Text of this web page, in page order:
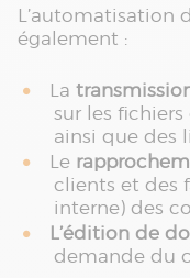
L’automatisation
également :
La
sur les
ainsi que des
Le
clients et des
interne) des
L’édition de
demande du